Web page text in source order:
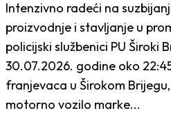
Intenzivno radeći na
proizvodnje i stavljanje u
policijski službenici PU Široki
30.07.2026. godine oko
franjevaca u Širokom
motorno vozilo marke...